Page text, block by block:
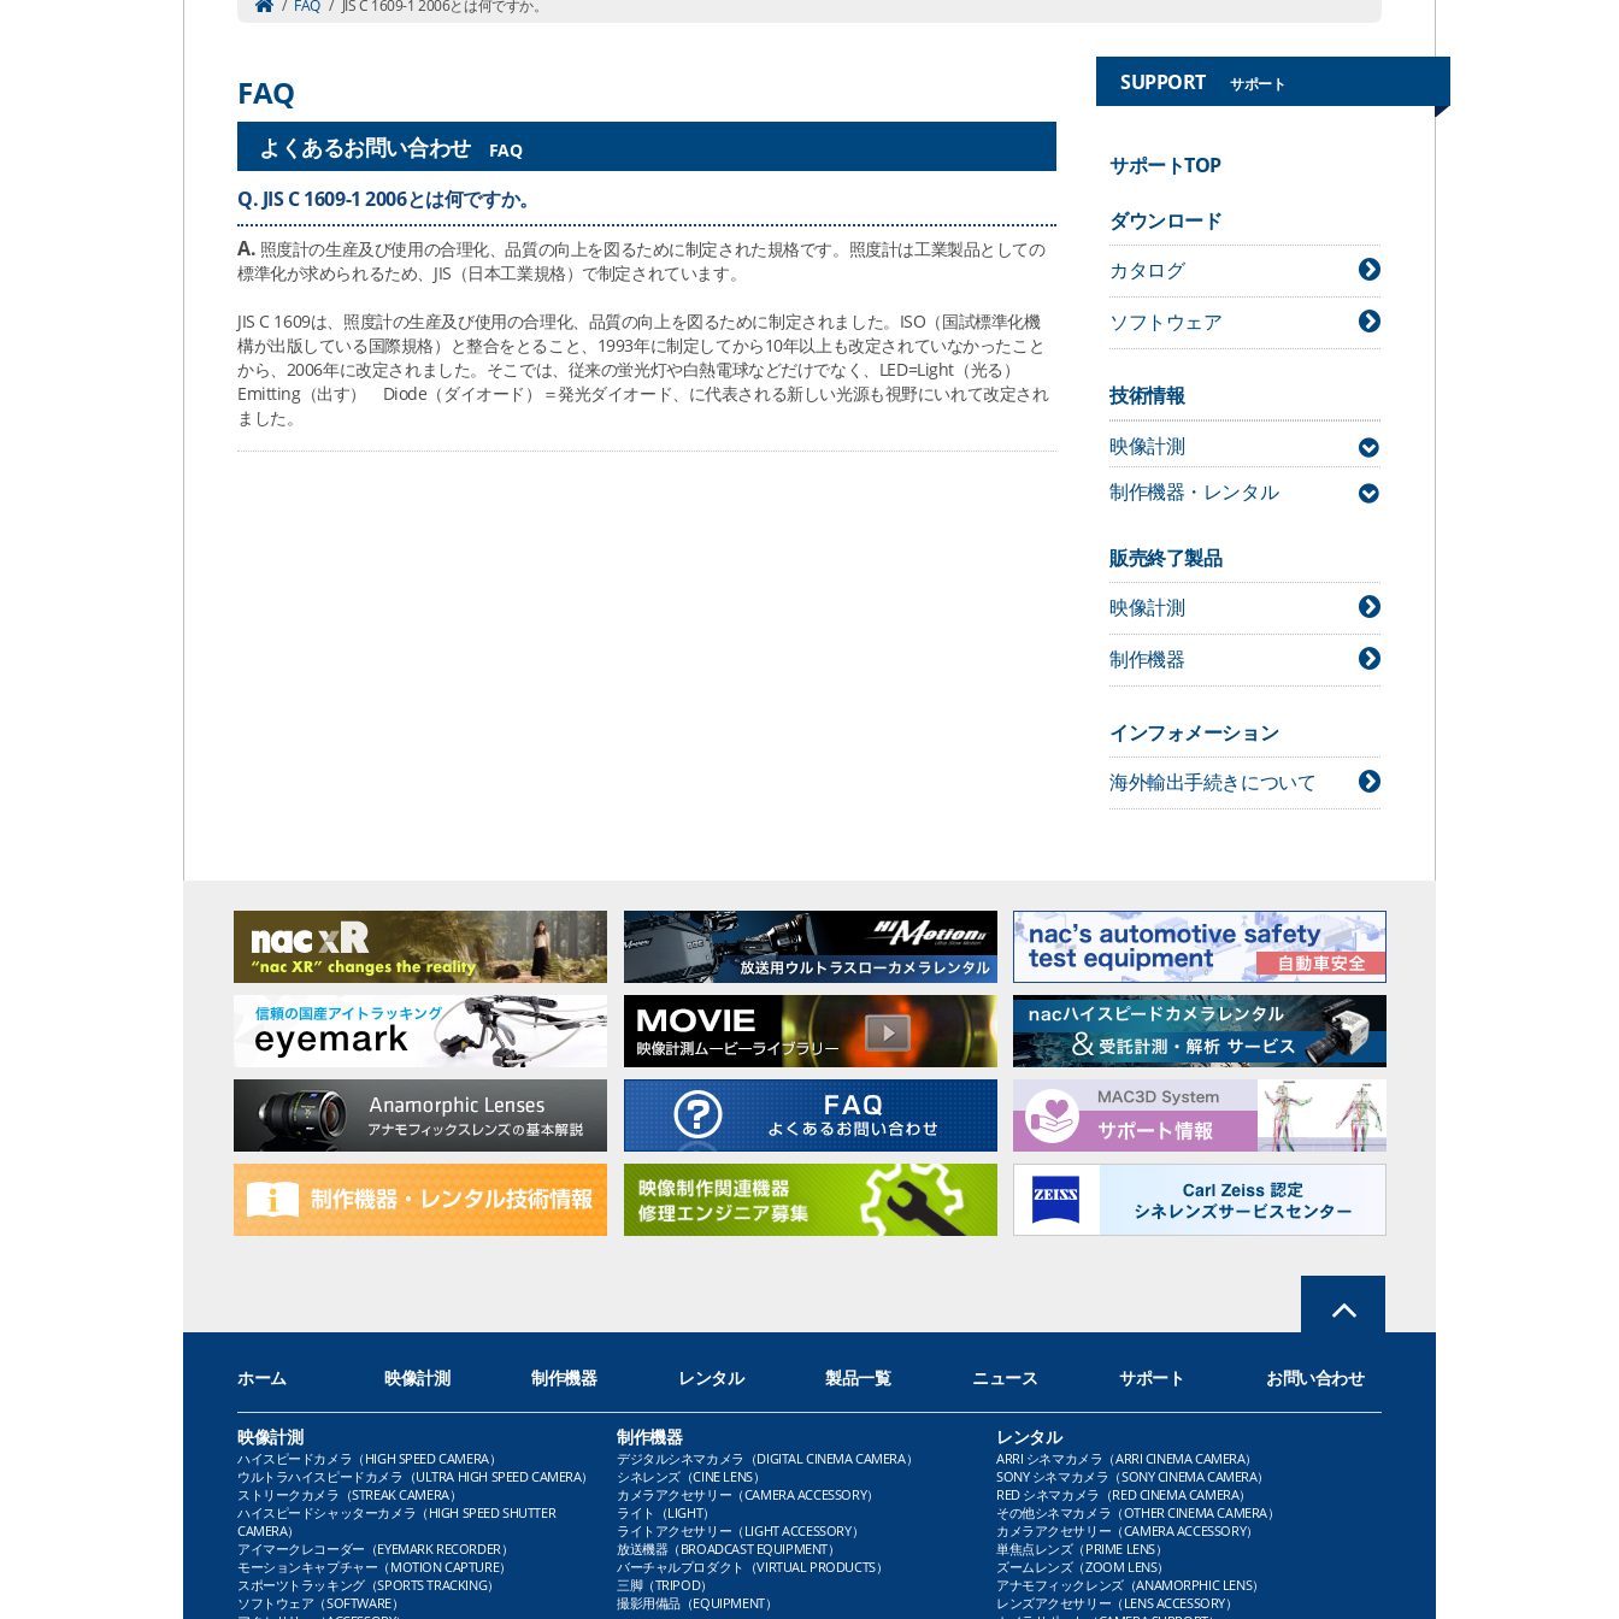
SUPPORT サポート
/ FAQ / JIS C 1609-1 2006とは何ですか。
FAQ
よくあるお問い合わせ FAQ
Q. JIS C 1609-1 2006とは何ですか。
A. 照度計の生産及び使用の合理化、品質の向上を図るために制定された規格です。照度計は工業製品としての
標準化が求められるため、JIS（日本工業規格）で制定されています。
JIS C 1609は、照度計の生産及び使用の合理化、品質の向上を図るために制定されました。ISO（国試標準化機
構が出版している国際規格）と整合をとること、1993年に制定してから10年以上も改定されていなかったこと
から、2006年に改定されました。そこでは、従来の蛍光灯や白熱電球などだけでなく、LED=Light（光る）
Emitting（出す） Diode（ダイオード）＝発光ダイオード、に代表される新しい光源も視野にいれて改定され
ました。
サポートTOP
ダウンロード
カタログ
ソフトウェア
技術情報
映像計測
MAC3D Systemサポート情報
制作機器・レンタル
ライト技術情報
シネレンズ技術情報
カメラアクセサリー技術情報
販売終了製品
映像計測
制作機器
インフォメーション
海外輸出手続きについて
ホーム 映像計測 制作機器 レンタル 製品一覧 ニュース サポート お問い合わせ
映像計測
ハイスピードカメラ（HIGH SPEED CAMERA）
ウルトラハイスピードカメラ（ULTRA HIGH SPEED CAMERA）
ストリークカメラ（STREAK CAMERA）
ハイスピードシャッターカメラ（HIGH SPEED SHUTTER
CAMERA）
アイマークレコーダー（EYEMARK RECORDER）
モーションキャプチャー（MOTION CAPTURE）
スポーツトラッキング（SPORTS TRACKING）
ソフトウェア（SOFTWARE）
制作機器
デジタルシネマカメラ（DIGITAL CINEMA CAMERA）
シネレンズ（CINE LENS）
カメラアクセサリー（CAMERA ACCESSORY）
ライト（LIGHT）
ライトアクセサリー（LIGHT ACCESSORY）
放送機器（BROADCAST EQUIPMENT）
バーチャルプロダクト（VIRTUAL PRODUCTS）
三脚（TRIPOD）
撮影用備品（EQUIPMENT）
レンタル
ARRI シネマカメラ（ARRI CINEMA CAMERA）
SONY シネマカメラ（SONY CINEMA CAMERA）
RED シネマカメラ（RED CINEMA CAMERA）
その他シネマカメラ（OTHER CINEMA CAMERA）
カメラアクセサリー（CAMERA ACCESSORY）
単焦点レンズ（PRIME LENS）
ズームレンズ（ZOOM LENS）
アナモフィックレンズ（ANAMORPHIC LENS）
レンズアクセサリー（LENS ACCESSORY）